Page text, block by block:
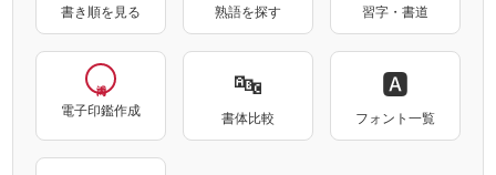
書き順を見る 熟語を探す 習字・書道
電子印鑑作成
🔤
書体比較
🅰
フォント一覧